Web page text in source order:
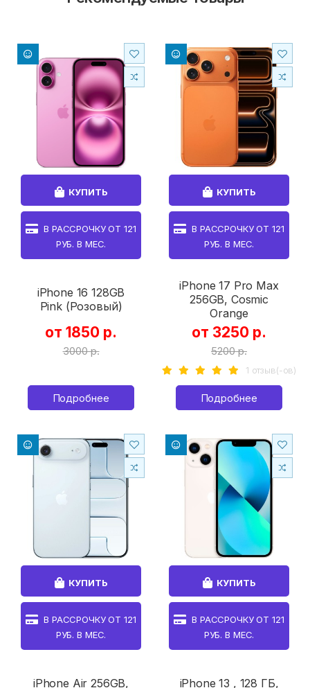
КУПИТЬ
В РАССРОЧКУ ОТ121
РУБ. В МЕС.
iPhone 16 128GB
Pink (Розовый)
от 1850 р.
3000 р.
Подробнее
КУПИТЬ
В РАССРОЧКУ ОТ121
РУБ. В МЕС.
iPhone 17 Pro Max
256GB, Cosmic
Orange
от 3250 р.
5200 р.
1 отзыв(-ов)
Подробнее
КУПИТЬ
В РАССРОЧКУ ОТ121
РУБ. В МЕС.
iPhone Air 256GB,
КУПИТЬ
В РАССРОЧКУ ОТ121
РУБ. В МЕС.
iPhone 13 , 128 ГБ,